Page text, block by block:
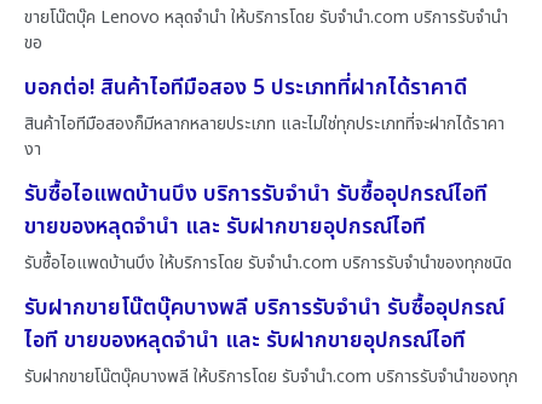
ขายโน๊ตบุ๊ค Lenovo หลุดจำนำ ให้บริการโดย รับจํานํา.com บริการรับจำนำ
ขอ
บอกต่อ! สินค้าไอทีมือสอง 5 ประเภทที่ฝากได้ราคาดี
สินค้าไอทีมือสองก็มีหลากหลายประเภท และไม่ใช่ทุกประเภทที่จะฝากได้ราคา
งา
รับซื้อไอแพดบ้านบึง บริการรับจำนำ รับซื้ออุปกรณ์ไอที
ขายของหลุดจำนำ และ รับฝากขายอุปกรณ์ไอที
รับซื้อไอแพดบ้านบึง ให้บริการโดย รับจํานํา.com บริการรับจำนำของทุกชนิด
รับฝากขายโน๊ตบุ๊คบางพลี บริการรับจำนำ รับซื้ออุปกรณ์
ไอที ขายของหลุดจำนำ และ รับฝากขายอุปกรณ์ไอที
รับฝากขายโน๊ตบุ๊คบางพลี ให้บริการโดย รับจํานํา.com บริการรับจำนำของทุก